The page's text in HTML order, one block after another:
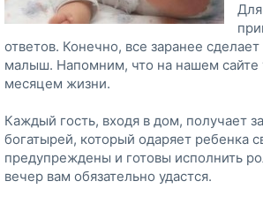
ответов. Конечно, все заранее
малыш. Напомним, что на нашем
месяцем жизни.
Каждый гость, входя в дом, получает
богатырей, который одаряет ребенка
предупреждены и готовы исполнить
вечер вам обязательно удастся.